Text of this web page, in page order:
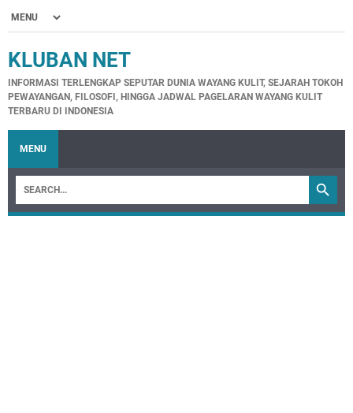
KLUBAN NET
INFORMASI TERLENGKAP SEPUTAR DUNIA WAYANG KULIT, SEJARAH TOKOH
PEWAYANGAN, FILOSOFI, HINGGA JADWAL PAGELARAN WAYANG KULIT
TERBARU DI INDONESIA
MENU